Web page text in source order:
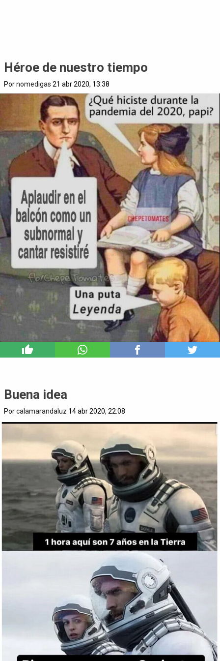
Héroe de nuestro tiempo
Pornomedigas 21 abr 2020, 13:38
Buena idea
Porcalamarandaluz 14 abr 2020, 22:08